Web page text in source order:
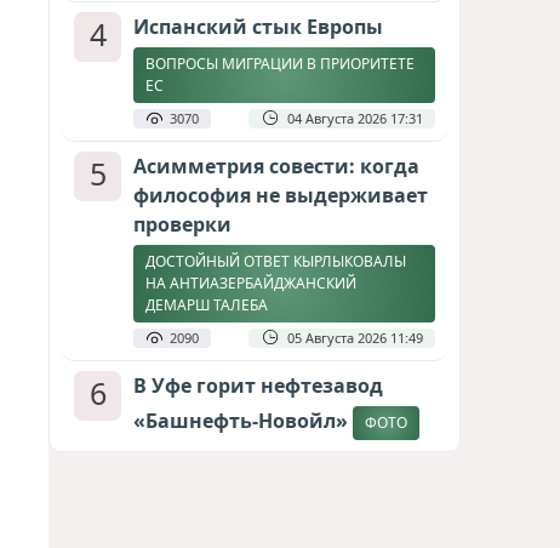
4 Испанский стык Европы
ВОПРОСЫ МИГРАЦИИ В ПРИОРИТЕТЕ
ЕС
3070 04 Августа 2026 17:31
5
Асимметрия совести: когда
философия не выдерживает
проверки
ДОСТОЙНЫЙ ОТВЕТ КЫРЛЫКОВАЛЫ
НА АНТИАЗЕРБАЙДЖАНСКИЙ
ДЕМАРШ ТАЛЕБА
2090 05 Августа 2026 11:49
6
В Уфе горит нефтезавод
«Башнефть-Новойл»
ФОТО